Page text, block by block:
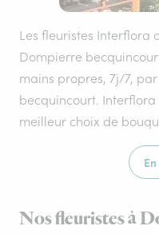
Les fleuristes Interflora
Dompierre
mains propres, 7j/7,
becquincourt. Interflora
meilleur choix de
Nos fleuristes à